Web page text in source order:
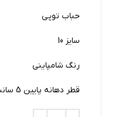
حباب توپی
سایز 10
رنگ شامپاینی
قطر دهانه پایین 5 سانت